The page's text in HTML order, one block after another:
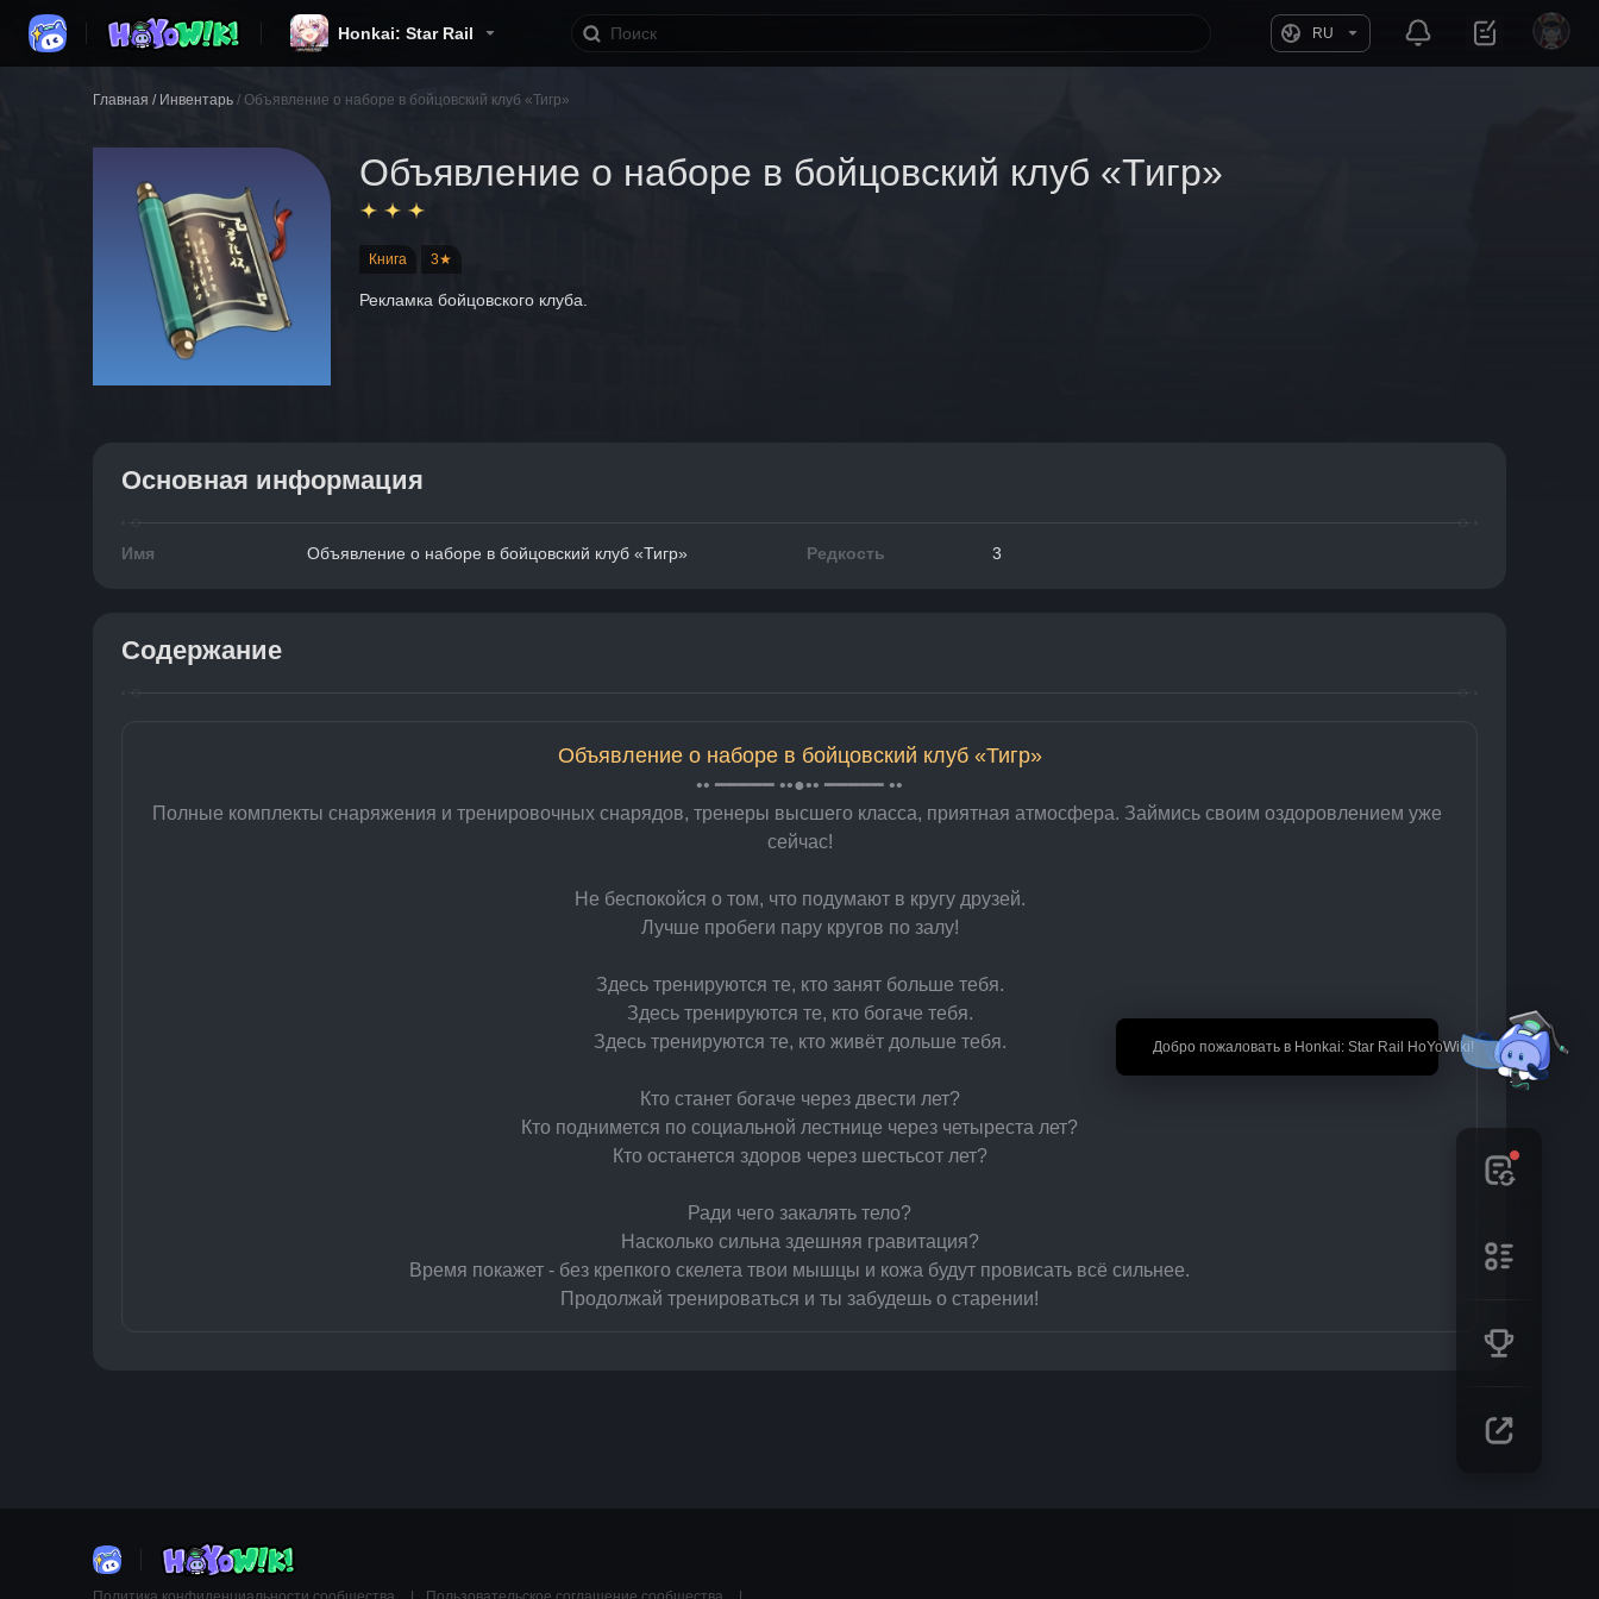
Honkai: Star Rail RU
🎉 Добро пожаловать в Honkai: Star Rail HoYoWiki!
Главная / Инвентарь / Объявление о наборе в бойцовский клуб «Тигр»
Объявление о наборе в бойцовский клуб «Тигр»
Книга 3★
Рекламка бойцовского клуба.
Основная информация
Имя Объявление о наборе в бойцовский клуб «Тигр» Редкость 3
Содержание
Объявление о наборе в бойцовский клуб «Тигр»
•• ━━━━━ ••●•• ━━━━━ ••
Полные комплекты снаряжения и тренировочных снарядов, тренеры высшего класса, приятная атмосфера. Займись своим оздоровлением уже
сейчас!
Не беспокойся о том, что подумают в кругу друзей.
Лучше пробеги пару кругов по залу!
Здесь тренируются те, кто занят больше тебя.
Здесь тренируются те, кто богаче тебя.
Здесь тренируются те, кто живёт дольше тебя.
Кто станет богаче через двести лет?
Кто поднимется по социальной лестнице через четыреста лет?
Кто останется здоров через шестьсот лет?
Ради чего закалять тело?
Насколько сильна здешняя гравитация?
Время покажет - без крепкого скелета твои мышцы и кожа будут провисать всё сильнее.
Продолжай тренироваться и ты забудешь о старении!